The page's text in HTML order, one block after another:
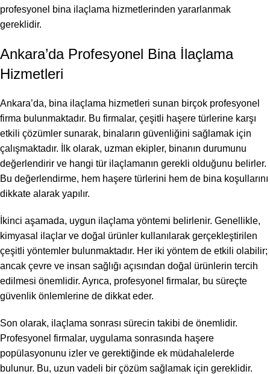
profesyonel bina ilaçlama hizmetlerinden yararlanmak
gereklidir.
Ankara’da Profesyonel Bina İlaçlama
Hizmetleri
Ankara’da, bina ilaçlama hizmetleri sunan birçok profesyonel
firma bulunmaktadır. Bu firmalar, çeşitli haşere türlerine karşı
etkili çözümler sunarak, binaların güvenliğini sağlamak için
çalışmaktadır. İlk olarak, uzman ekipler, binanın durumunu
değerlendirir ve hangi tür ilaçlamanın gerekli olduğunu belirler.
Bu değerlendirme, hem haşere türlerini hem de bina koşullarını
dikkate alarak yapılır.
İkinci aşamada, uygun ilaçlama yöntemi belirlenir. Genellikle,
kimyasal ilaçlar ve doğal ürünler kullanılarak gerçekleştirilen
çeşitli yöntemler bulunmaktadır. Her iki yöntem de etkili olabilir;
ancak çevre ve insan sağlığı açısından doğal ürünlerin tercih
edilmesi önemlidir. Ayrıca, profesyonel firmalar, bu süreçte
güvenlik önlemlerine de dikkat eder.
Son olarak, ilaçlama sonrası sürecin takibi de önemlidir.
Profesyonel firmalar, uygulama sonrasında haşere
popülasyonunu izler ve gerektiğinde ek müdahalelerde
bulunur. Bu, uzun vadeli bir çözüm sağlamak için gereklidir.